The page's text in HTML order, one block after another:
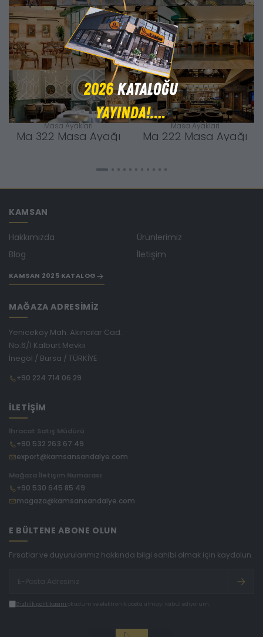
Masa Ayaklari
Ma 322 Masa Ayağı
Masa Ayaklari
Ma 222 Masa Ayağı
KAMSAN
Hakkımızda Ürünlerimiz
Blog İletişim
KAMSAN 2025 KATALOG
MAĞAZA ADRESİMİZ
Yeniceköy Mah. Akıncılar Cad.
No:6/1 Kalburt Mevkii
İnegöl / Bursa / TÜRKİYE
+90 224 714 06 29
İLETİŞİM
İhracat Satış Müdürü
+90 532 263 67 49
export@kamsansandalye.com
Mağaza İletişim Numarası
+90 530 645 85 49
magaza@kamsansandalye.com
E BÜLTENE ABONE OLUN
Fırsatlar ve duyurularımız hakkında bilgi sahibi olmak için kaydolun.
Gizlilik politikasını okudum ve elektronik posta almayı kabul ediyorum.